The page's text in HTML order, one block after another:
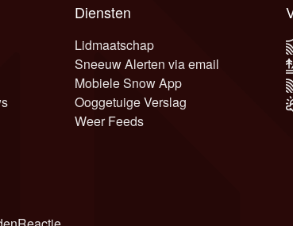
Diensten
Lidmaatschap
Sneeuw Alerten via email
Mobiele Snow App
Ooggetuige Verslag
Weer Feeds